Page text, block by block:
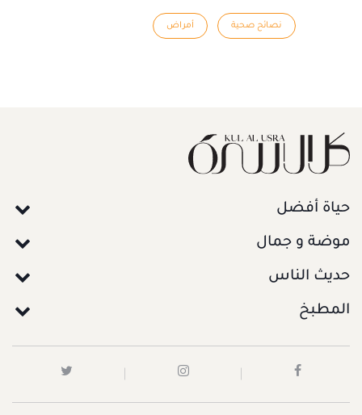
نصائح صحية أمراض
حياة أفضل
موضة و جمال
حديث الناس
المطبخ